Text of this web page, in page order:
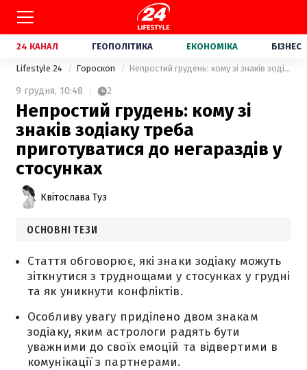
24 КАНАЛ ГЕОПОЛІТИКА ЕКОНОМІКА БІЗНЕС
Lifestyle 24 Гороскоп Непростий грудень: кому зі знаків зодіаку треба приготуватися до негараздів у стосунках
9 грудня, 10:48 2
Непростий грудень: кому зі
знаків зодіаку треба
приготуватися до негараздів у
стосунках
Квітослава Туз
ОСНОВНІ ТЕЗИ
Стаття обговорює, які знаки зодіаку можуть
зіткнутися з труднощами у стосунках у грудні
та як уникнути конфліктів.
Особливу увагу приділено двом знакам
зодіаку, яким астрологи радять бути
уважними до своїх емоцій та відвертими в
комунікації з партнерами.